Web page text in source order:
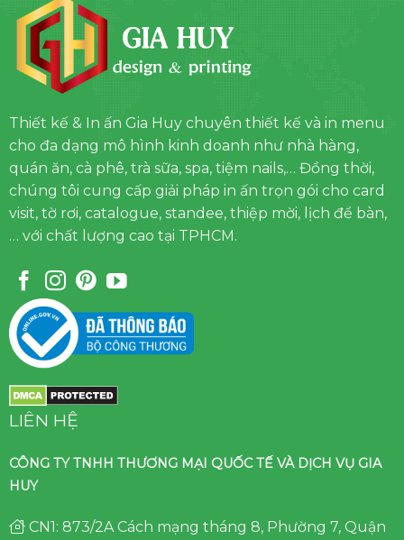
Thiết kế & In ấn Gia Huy chuyên thiết kế và in menu
cho đa dạng mô hình kinh doanh như nhà hàng,
quán ăn, cà phê, trà sữa, spa, tiệm nails,… Đồng thời,
chúng tôi cung cấp giải pháp in ấn trọn gói cho card
visit, tờ rơi, catalogue, standee, thiệp mời, lịch để bàn,
… với chất lượng cao tại TPHCM.
LIÊN HỆ
CÔNG TY TNHH THƯƠNG MẠI QUỐC TẾ VÀ DỊCH VỤ GIA
HUY
CN1: 873/2A Cách mạng tháng 8, Phường 7, Quận